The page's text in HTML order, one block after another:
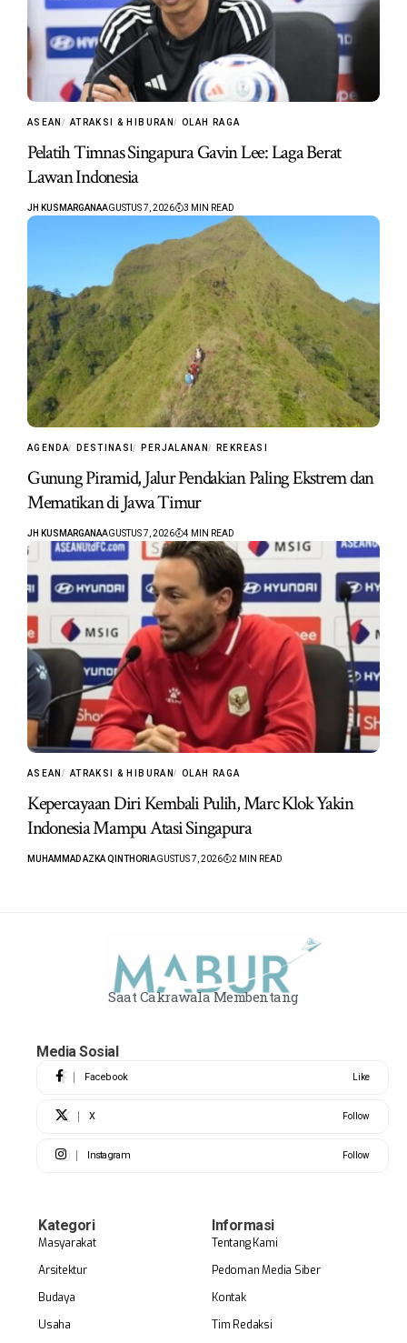
ASEAN ATRAKSI & HIBURAN OLAH RAGA
Pelatih Timnas Singapura Gavin Lee: Laga Berat
Lawan Indonesia
JH KUSMARGANAAGUSTUS 7, 2026 3 MIN READ
AGENDA DESTINASI PERJALANAN REKREASI
Gunung Piramid, Jalur Pendakian Paling Ekstrem dan
Mematikan di Jawa Timur
JH KUSMARGANAAGUSTUS 7, 2026 4 MIN READ
ASEAN ATRAKSI & HIBURAN OLAH RAGA
Kepercayaan Diri Kembali Pulih, Marc Klok Yakin
Indonesia Mampu Atasi Singapura
MUHAMMAD AZKA QINTHORI AGUSTUS 7, 2026 2 MIN READ
Saat Cakrawala Membentang
Media Sosial
Facebook Like
X Follow
Instagram Follow
Kategori
Masyarakat
Arsitektur
Budaya
Usaha
Informasi
Tentang Kami
Pedoman Media Siber
Kontak
Tim Redaksi